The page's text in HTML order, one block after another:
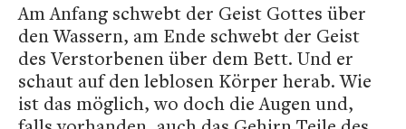
Am Anfang schwebt der Geist Gottes über
den Wassern, am Ende schwebt der Geist
des Verstorbenen über dem Bett. Und er
schaut auf den leblosen Körper herab. Wie
ist das möglich, wo doch die Augen und,